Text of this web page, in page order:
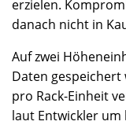
erzielen.
danach nicht in
Auf zwei
Daten
pro Rack-Einheit
laut Entwickler um